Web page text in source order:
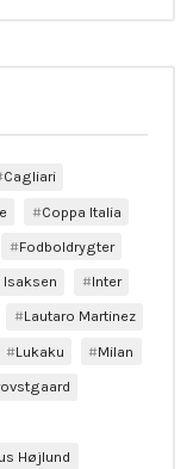
Cagliari
Coppa Italia
Fodboldrygter
Isaksen
Inter
Lautaro Martinez
Lukaku
Milan
Højlund